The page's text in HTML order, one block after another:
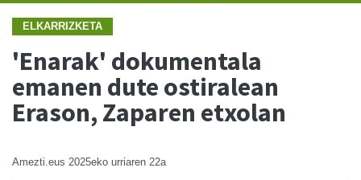
ELKARRIZKETA
'Enarak' dokumentala
emanen dute ostiralean
Erason, Zaparen etxolan
Amezti.eus 2025eko urriaren 22a